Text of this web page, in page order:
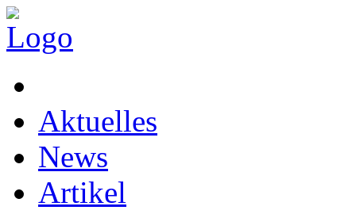
Aktuelles
News
Artikel